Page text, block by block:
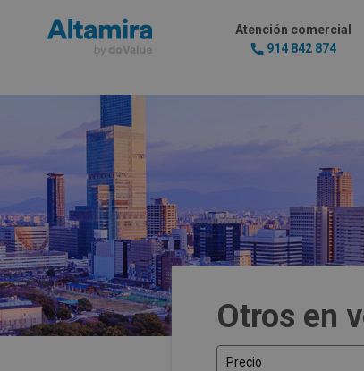
Atención comercial
914 842 874
Otros en
Precio